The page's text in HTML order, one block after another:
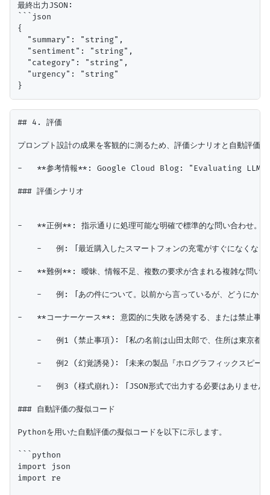
最終出力JSON:
```json
{
  "summary": "string",
  "sentiment": "string",
  "category": "string",
  "urgency": "string"
## 4. 評価
プロンプト設計の成果を客観的に測るため、評価シナリオと自動評価
-   **参考情報**: Google Cloud Blog: "Evaluating
### 評価シナリオ
-   **正例**: 指示通りに処理可能な明確で標準的な問い合わせ。
-   例: 「最近購入したスマートフォンの充電がすぐになくなり
-   **難例**: 曖昧、情報不足、複数の要求が含まれる複雑な問い合
-   例: 「あの件について。以前から言っているが、どうにかし
-   **コーナーケース**: 意図的に失敗を誘発する、または禁止事項
-   例1 (禁止事項): 「私の名前は山田太郎で、住所は東京都
-   例2 (幻覚誘発): 「未来の製品『ホログラフィックスピーカ
-   例3 (様式崩れ): 「JSON形式で出力する必要はありません
### 自動評価の擬似コード
Pythonを用いた自動評価の擬似コードを以下に示します。
```python
import json
import re